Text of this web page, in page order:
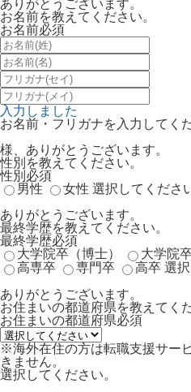
ありがとうございます。
お名前を教えてください。
お名前必須
入力しました
お名前・フリガナを入力してく
様、ありがとうございます。
性別を教えてください。
性別 必須
男性
女性 選択してくださ
ありがとうございます。
最終学歴を教えてください。
最終学歴必須
大学院卒（博士）
大学院
高専卒
専門卒 高卒 選
ありがとうございます。
お住まいの都道府県を教えてく
お住まいの都道府県必須
※海外在住の方は転職支援サー
きません。
選択してください。